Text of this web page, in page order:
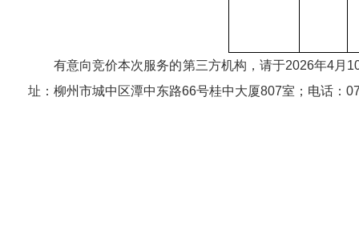
有意向竞价本次服务的第三方机构，请于2026年4月
址：柳州市城中区潭中东路66号桂中大厦807室；电话：